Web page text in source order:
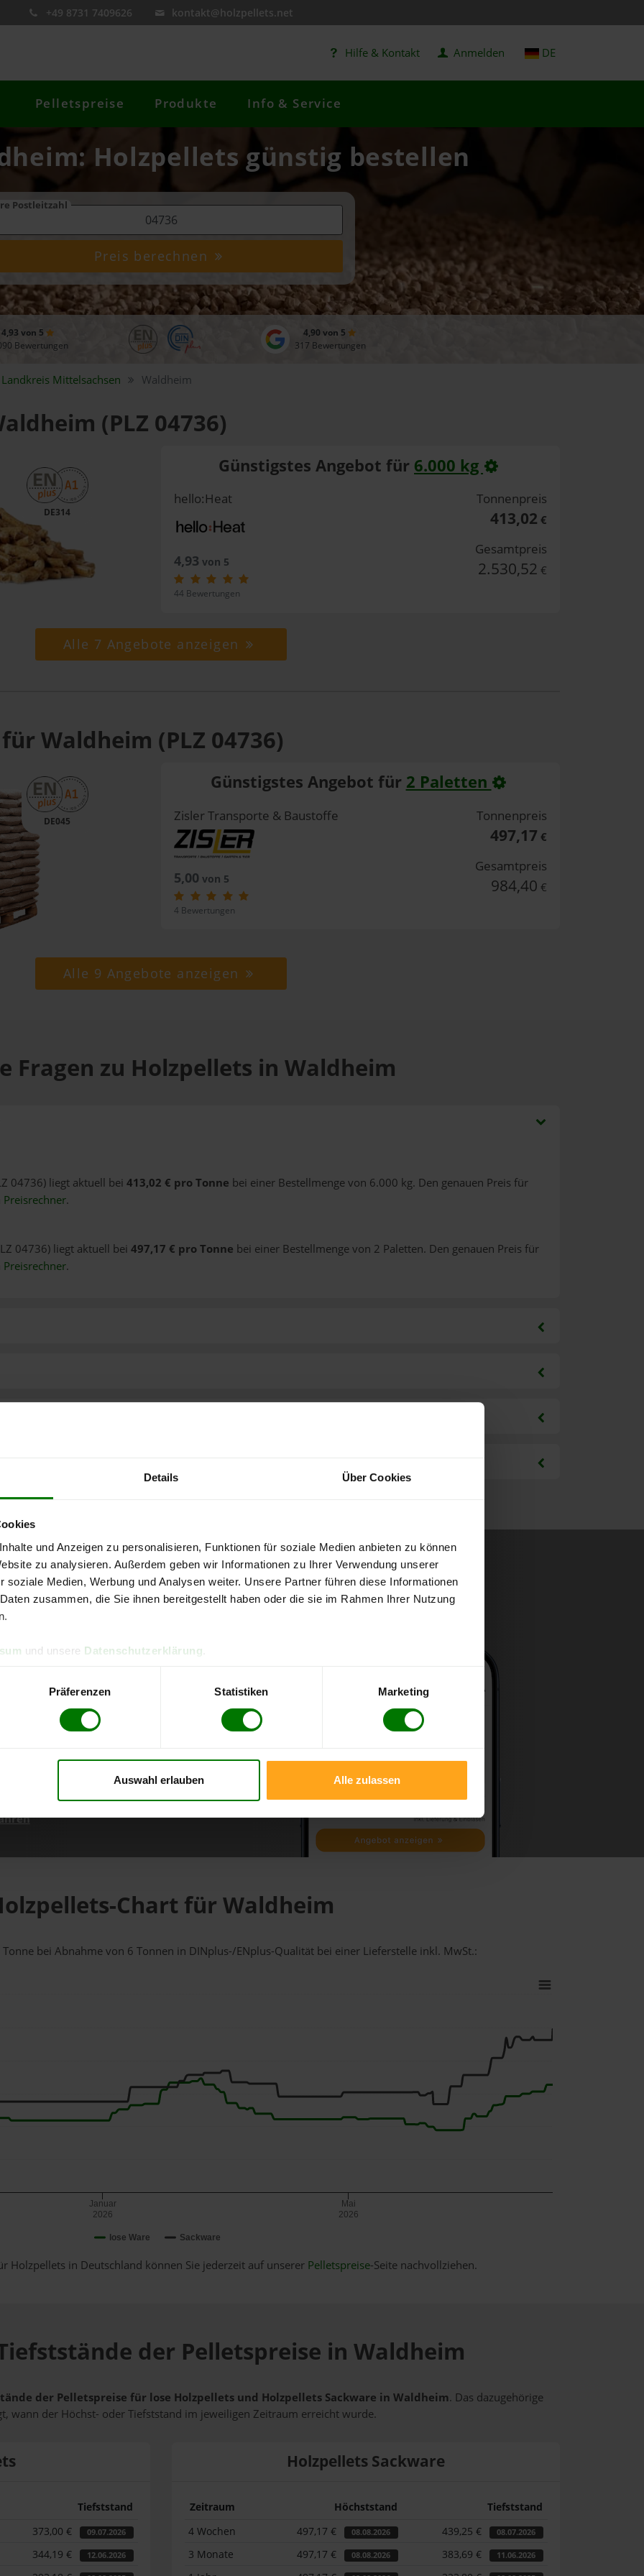
Details Über Cookies
und Anzeigen zu personalisieren, Funktionen für soziale Medien anbieten zu können
zu analysieren. Außerdem geben wir Informationen zu Ihrer Verwendung unserer
soziale Medien, Werbung und Analysen weiter. Unsere Partner führen diese Informationen
zusammen, die Sie ihnen bereitgestellt haben oder die sie im Rahmen Ihrer Nutzung
und unsere Datenschutzerklärung
Präferenzen Statistiken Marketing
Auswahl erlauben Alle zulassen
+49 8731 7409626 kontakt@holzpellets.net
Hilfe & Kontakt Anmelden DE
Pelletspreise Produkte Info & Service
Holzpellets günstig bestellen
Postleitzahl
Preis berechnen
4,93 von 5
Bewertungen
4,90 von 5
317 Bewertungen
Landkreis Mittelsachsen Waldheim
(PLZ 04736)
DE314
Günstigstes Angebot für 6.000 kg
hello:Heat
4,93 von 5
44 Bewertungen
Tonnenpreis
413,02 €
Gesamtpreis
2.530,52 €
Alle 7 Angebote anzeigen
Waldheim (PLZ 04736)
DE045
Günstigstes Angebot für 2 Paletten
Zisler Transporte & Baustoffe
5,00 von 5
4 Bewertungen
Tonnenpreis
497,17 €
Gesamtpreis
984,40 €
Alle 9 Angebote anzeigen
Fragen zu Holzpellets in Waldheim
04736) liegt aktuell bei 413,02 € pro Tonne bei einer Bestellmenge von 6.000 kg. Den genauen Preis für
Preisrechner.
04736) liegt aktuell bei 497,17 € pro Tonne bei einer Bestellmenge von 2 Paletten. Den genauen Preis für
Preisrechner.
kostenlose
direkt online bestellen
aktuellen Stand
Chart für Waldheim
bei Abnahmevon 6 Tonnen in DINplus-/ENplus-Qualität bei einer Lieferstelle inkl. MwSt.:
lose Ware Sackware
Januar
2026
Mai
2026
Holzpellets in Deutschland können Sie jederzeit auf unserer Pelletspreise-Seite nachvollziehen.
der Pelletspreise in Waldheim
der Pelletspreise für lose Holzpellets und Holzpellets Sackware in Waldheim. Das dazugehörige
wann der Höchst- oder Tiefststand im jeweiligen Zeitraum erreicht wurde.
Tiefststand
373,00 € 09.07.2026
344,19 € 12.06.2026
Holzpellets Sackware
Zeitraum Höchststand
Tiefststand
4 Wochen
497,17 € 08.08.2026 439,25 € 08.07.2026
3 Monate 497,17 € 08.08.2026 383,69 € 11.06.2026